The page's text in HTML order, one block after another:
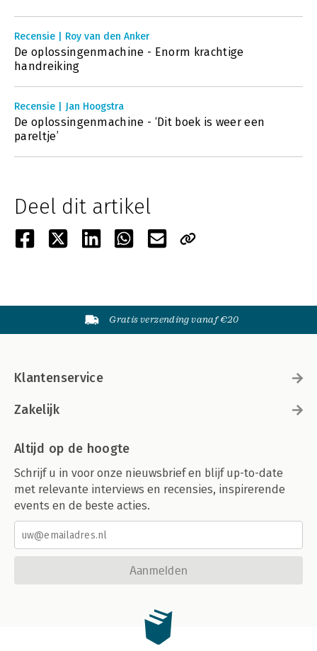
Recensie | Roy van den Anker
De oplossingenmachine - Enorm krachtige
handreiking
Recensie | Jan Hoogstra
De oplossingenmachine - ‘Dit boek is weer een
pareltje’
Deel dit artikel
Gratis verzending vanaf €20
Klantenservice
Zakelijk
Altijd op de hoogte
Schrijf u in voor onze nieuwsbrief en blijf up-to-date
met relevante interviews en recensies, inspirerende
events en de beste acties.
Aanmelden